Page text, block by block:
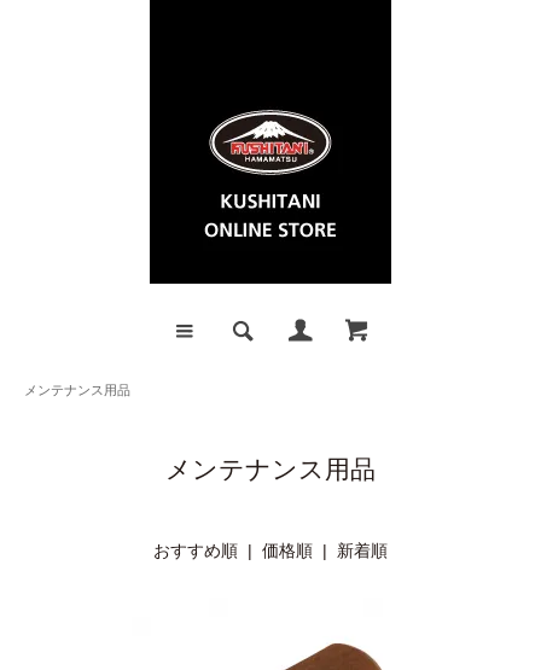
メンテナンス用品
メンテナンス用品
おすすめ順 | 価格順 | 新着順